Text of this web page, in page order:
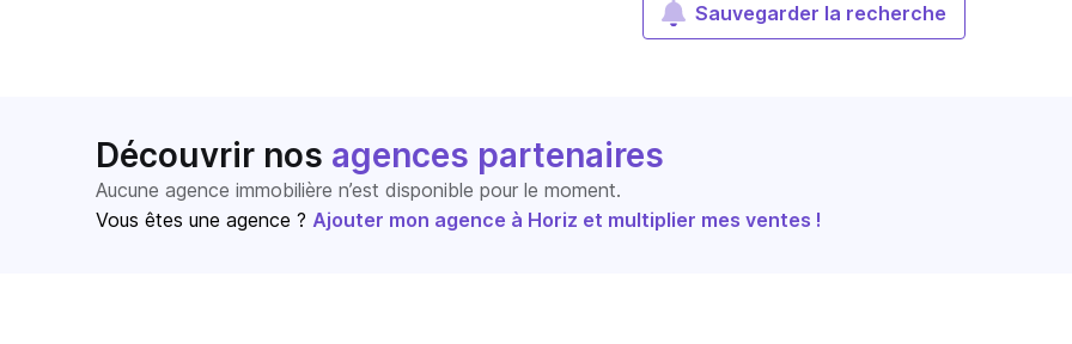
Sauvegarder la recherche
Découvrir nos agences partenaires
Aucune agence immobilière n’est disponible pour le moment.
Vous êtes une agence ? Ajouter mon agence à Horiz et multiplier mes ventes !